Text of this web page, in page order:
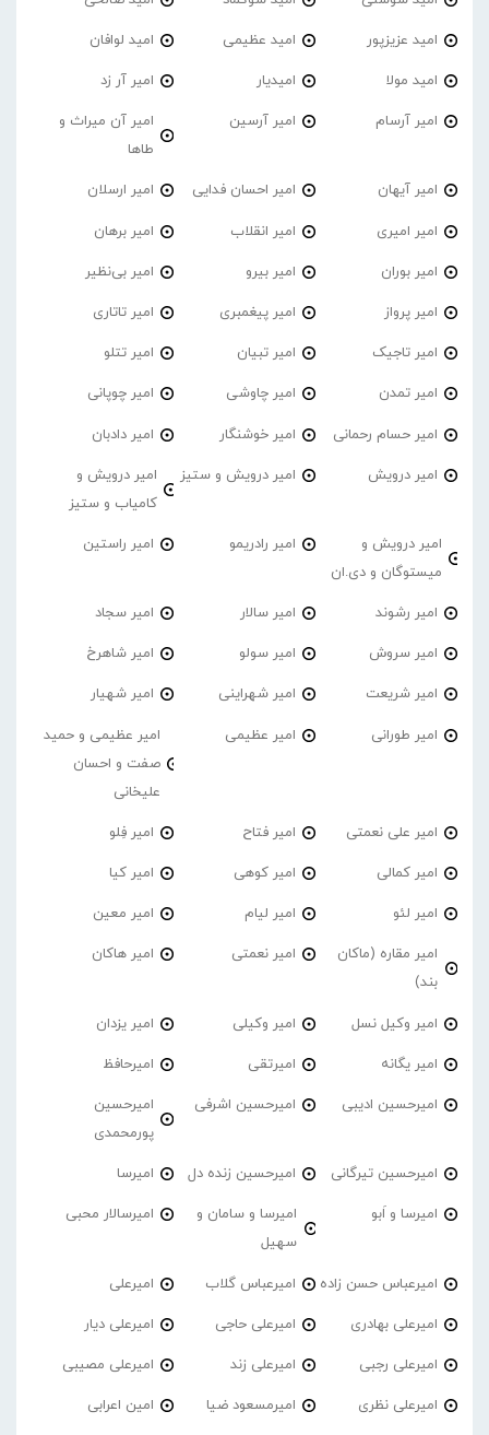
امید عزیزپور امید عظیمی امید لوافان
امید مولا امیدیار امیر آر زد
امیر آرسام امیر آرسین
امیر آن میراث و
طاها
امیر آیهان امیر احسان فدایی امیر ارسلان
امیر امیری امیر انقلاب امیر برهان
امیر‌ بوران امیر بیرو امیر بی‌نظیر
امیر پرواز امیر پیغمبری امیر تاتاری
امیر تاجیک امیر تبیان امیر تتلو
امیر تمدن امیر چاوشی امیر چوپانی
امیر حسام رحمانی امیر خوشنگار امیر دادبان
امیر درویش امیر درویش و ستیز
امیر درویش و
کامیاب و ستیز
امیر درویش و
میستوگان و دی.ان
امیر رادریمو امیر راستین
امیر رشوند امیر سالار امیر سجاد
امیر سروش امیر سولو امیر شاهرخ
امیر شریعت امیر شهراینی امیر شهیار
امیر طورانی امیر عظیمی
امیر عظیمی و حمید
صفت و احسان
علیخانی
امیر علی نعمتی امیر فتاح امیر فِلو
امیر کمالی امیر کوهی امیر کیا
امیر لئو امیر لیام امیر معین
امیر مقاره (ماکان
بند)
امیر نعمتی امیر هاکان
امیر وکیل نسل امیر وکیلی امیر یزدان
امیر یگانه امیرتقی امیرحافظ
امیرحسین ادیبی امیرحسین اشرفی
امیرحسین
پورمحمدی
امیرحسین تیرگانی امیرحسین زنده دل امیرسا
امیرسا و اَبو
امیرسا و سامان و
سهیل
امیرسالار محبی
امیرعباس حسن زاده امیرعباس گلاب امیرعلی
امیرعلی بهادری امیرعلی حاجی امیرعلی دیار
امیرعلی رجبی امیرعلی زند امیرعلی مصیبی
امیرعلی نظری امیرمسعود ضیا امین اعرابی